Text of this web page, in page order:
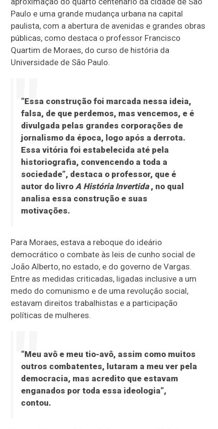
Paulo e uma grande mudança urbana na capital
paulista, com a abertura de avenidas e grandes obras
públicas, como destaca o professor Francisco
Quartim de Moraes, do curso de história da
Universidade de São Paulo.
“Essa construção foi marcada nessa ideia,
falsa, de que perdemos, mas vencemos, e é
divulgada pelas grandes corporações de
jornalismo da época, logo após a derrota.
Essa vitória foi estabelecida até pela
historiografia, convencendo a toda a
sociedade”, destaca o professor, que é
autor do livro A História Invertida, no qual
analisa essa construção e suas
motivações.
Para Moraes, estava a reboque do ideário
democrático o combate às leis de cunho social de
João Alberto, no estado, e do governo de Vargas.
Entre as medidas criticadas, ligadas inclusive a um
medo do comunismo e de uma revolução social,
estavam direitos trabalhistas e a participação
políticas de mulheres.
“Meu avô e meu tio-avô, assim como muitos
outros combatentes, lutaram a meu ver pela
democracia, mas acredito que estavam
enganados por toda essa ideologia”,
contou.